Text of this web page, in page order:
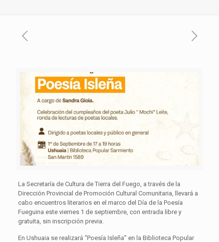
La Secretaría de Cultura de Tierra del Fuego, a través de la
Dirección Provincial de Promoción Cultural Comunitaria, llevará a
cabo encuentros literarios en el marco del Día de la Poesía
Fueguina este viernes 1 de septiembre, con entrada libre y
gratuita, sin inscripción previa.
En Ushuaia se realizará “Poesía Isleña” en la Biblioteca Popular